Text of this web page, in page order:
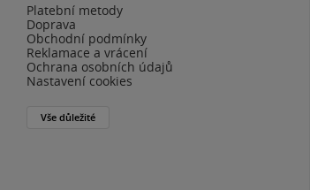
Platební metody
Doprava
Obchodní podmínky
Reklamace a vrácení
Ochrana osobních údajů
Nastavení cookies
Vše důležité